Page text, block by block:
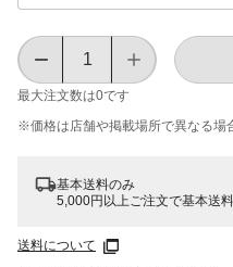
最大注文数は0です
※価格は​店舗や​掲載場所で​異なる​場
基本送料のみ
5,000円以上ご注文で基本送
送料について